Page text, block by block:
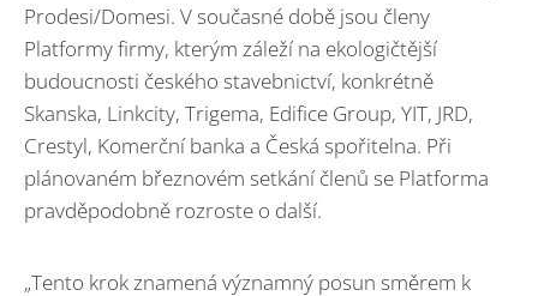
Prodesi/Domesi. V současné době jsou členy
Platformy firmy, kterým záleží na ekologičtější
budoucnosti českého stavebnictví, konkrétně
Skanska, Linkcity, Trigema, Edifice Group, YIT, JRD,
Crestyl, Komerční banka a Česká spořitelna. Při
plánovaném březnovém setkání členů se Platforma
pravděpodobně rozroste o další.
„Tento krok znamená významný posun směrem k